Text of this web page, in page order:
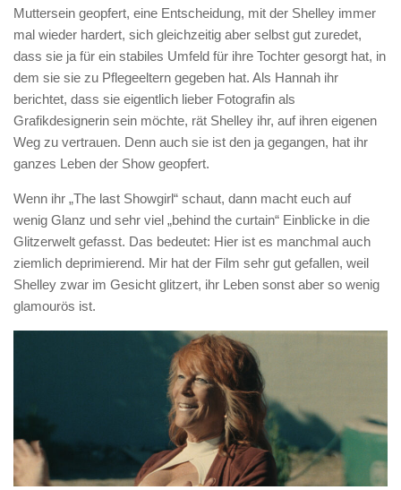
Muttersein geopfert, eine Entscheidung, mit der Shelley immer
mal wieder hardert, sich gleichzeitig aber selbst gut zuredet,
dass sie ja für ein stabiles Umfeld für ihre Tochter gesorgt hat, in
dem sie sie zu Pflegeeltern gegeben hat. Als Hannah ihr
berichtet, dass sie eigentlich lieber Fotografin als
Grafikdesignerin sein möchte, rät Shelley ihr, auf ihren eigenen
Weg zu vertrauen. Denn auch sie ist den ja gegangen, hat ihr
ganzes Leben der Show geopfert.
Wenn ihr „The last Showgirl“ schaut, dann macht euch auf
wenig Glanz und sehr viel „behind the curtain“ Einblicke in die
Glitzerwelt gefasst. Das bedeutet: Hier ist es manchmal auch
ziemlich deprimierend. Mir hat der Film sehr gut gefallen, weil
Shelley zwar im Gesicht glitzert, ihr Leben sonst aber so wenig
glamourös ist.